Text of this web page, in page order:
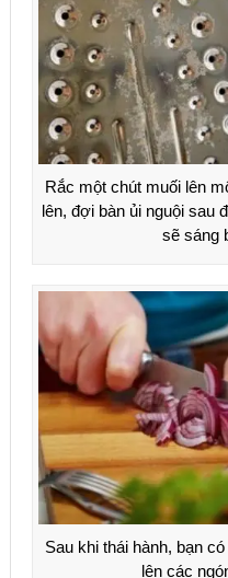
Rắc một chút muối lên
lên, đợi bàn ủi nguội sau
sẽ sáng
Sau khi thái hành, bạn
lên các